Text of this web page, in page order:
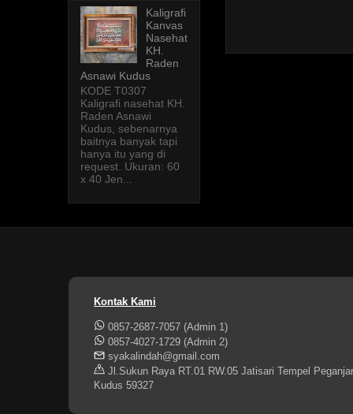
Kaligrafi
Kanvas
Nasehat
KH.
Raden
Asnawi Kudus
KODE T0307
Kaligrafi nasehat KH.
Raden Asnawi
Kudus, sebenarnya
baitnya banyak tapi
hanya itu yang di
request. Ukuran: 60
x 40 Jen...
Kontak Kami
0857-2687-7057 (Admin 1)
0857-4027-1729 (Admin 2)
syakalindah@gmail.com
Jl.Sukun Raya RT.01 RW.05 Jatisari Tempel
Kudus 59327